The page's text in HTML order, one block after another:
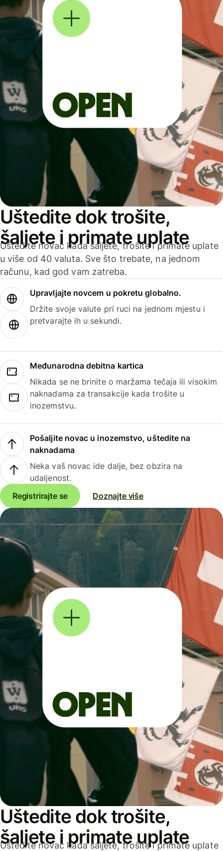
Uštedite dok trošite,
šaljete i primate uplate
Uštedite novac kada šaljete, trošite i primate uplate
u više od 40 valuta. Sve što trebate, na jednom
računu, kad god vam zatreba.
Upravljajte novcem u pokretu globalno.
Držite svoje valute pri ruci na jednom mjestu i
pretvarajte ih u sekundi.
Međunarodna debitna kartica
Nikada se ne brinite o maržama tečaja ili visokim
naknadama za transakcije kada trošite u
inozemstvu.
Pošaljite novac u inozemstvo, uštedite na
naknadama
Neka vaš novac ide dalje, bez obzira na
udaljenost.
Registrirajte se
Doznajte više
Uštedite dok trošite,
šaljete i primate uplate
Uštedite novac kada šaljete, trošite i primate uplate